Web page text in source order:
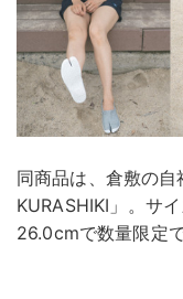
同商品は、倉敷の
KURASHIKI」。サ
26.0cmで数量限定